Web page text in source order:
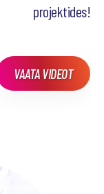
projektides!
VAATA VIDEOT